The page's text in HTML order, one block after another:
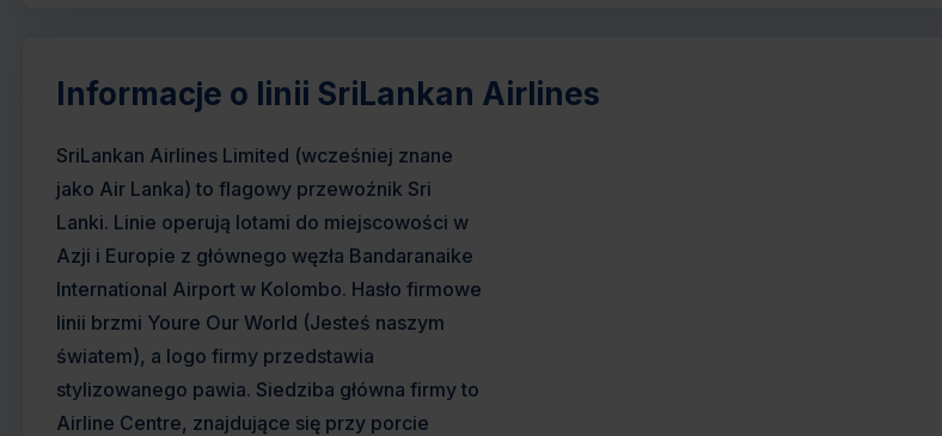
Informacje o linii SriLankan Airlines
SriLankan Airlines Limited (wcześniej znane
jako Air Lanka) to flagowy przewoźnik Sri
Lanki. Linie operują lotami do miejscowości w
Azji i Europie z głównego węzła Bandaranaike
International Airport w Kolombo. Hasło firmowe
linii brzmi Youre Our World (Jesteś naszym
światem), a logo firmy przedstawia
stylizowanego pawia. Siedziba główna firmy to
Airline Centre, znajdujące się przy porcie